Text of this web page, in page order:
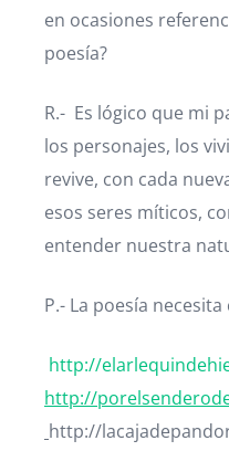
en ocasiones
poesía?
R.- Es lógico que mi
los personajes, los
revive, con cada
esos seres míticos,
entender nuestra
P.- La poesía
http://
http://
http://